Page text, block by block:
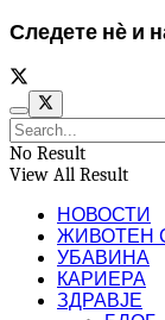
Следете нѐ и
No Result
View All Result
НОВОСТИ
ЖИВОТЕН
УБАВИНА
КАРИЕРА
ЗДРАВЈЕ